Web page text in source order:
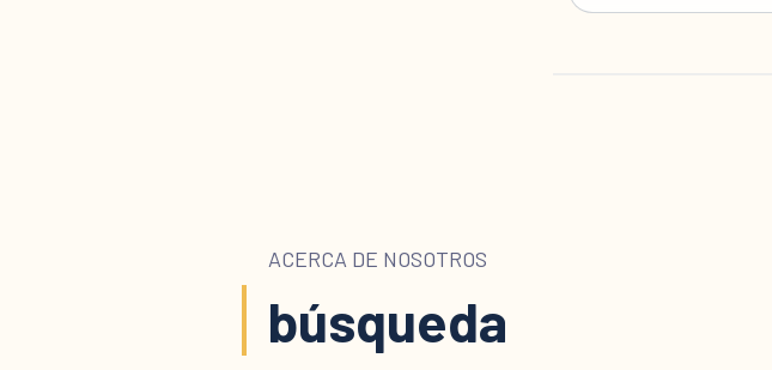
ACERCA DE NOSOTROS
búsqueda